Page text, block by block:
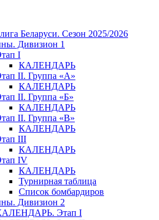
Беларуси. Сезон 2025/2026
Дивизион 1
I
КАЛЕНДАРЬ
II. Группа «А»
КАЛЕНДАРЬ
II. Группа «Б»
КАЛЕНДАРЬ
II. Группа «В»
КАЛЕНДАРЬ
III
КАЛЕНДАРЬ
IV
КАЛЕНДАРЬ
Турнирная таблица
Список бомбардиров
Дивизион 2
Этап I